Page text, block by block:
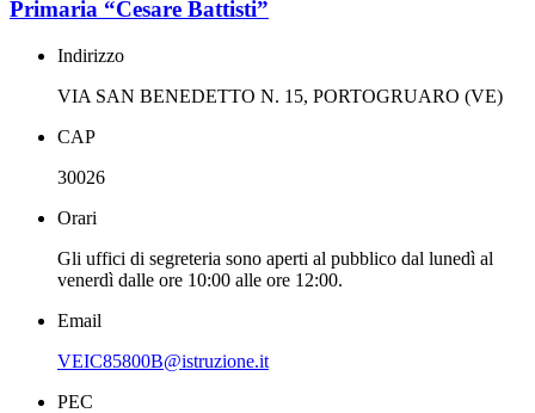
Primaria “Cesare Battisti”
Indirizzo
VIA SAN BENEDETTO N. 15, PORTOGRUARO (VE)
CAP
30026
Orari
Gli uffici di segreteria sono aperti al pubblico dal lunedì al
venerdì dalle ore 10:00 alle ore 12:00.
Email
VEIC85800B@istruzione.it
PEC